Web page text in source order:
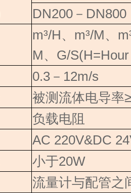
DN200 － DN800
m³/H、 m³/M、
M、 G/
0.3 － 12m/s
被测流体电导率≥
负载电阻
AC 220V&DC
小于20W
流量计与配管之